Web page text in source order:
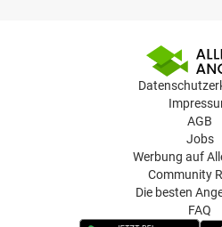
AGB
Jobs
Werbung auf
Community
Die besten
FAQ